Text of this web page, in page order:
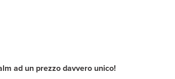
ad un prezzo davvero unico!